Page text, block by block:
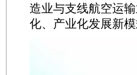
造业与支线航空运
化、产业化发展新模